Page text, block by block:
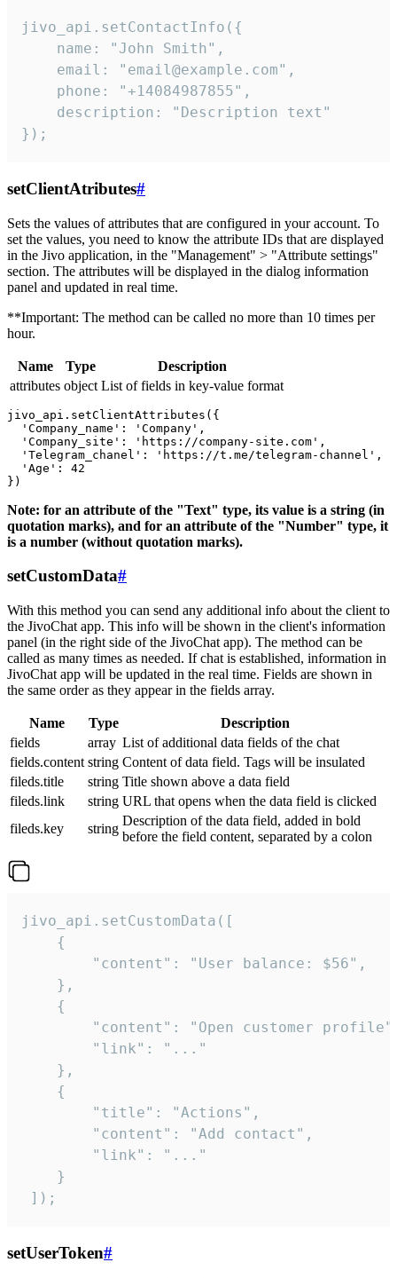
jivo_api.setContactInfo({
    name: "John Smith",
    email: "email@example.com",
    phone: "+14084987855",
    description: "Description text"
});
setClientAtributes#
Sets the values ​​of attributes that are configured in your account. To
set the values, you need to know the attribute IDs that are displayed
in the Jivo application, in the "Management" > "Attribute settings"
section. The attributes will be displayed in the dialog information
panel and updated in real time.
**Important: The method can be called no more than 10 times per
hour.
Name Type
Description
attributes object List of fields in key-value format
jivo_api.setClientAttributes({
  'Company_name': 'Company',
  'Company_site': 'https://company-site.com',
  'Telegram_chanel': 'https://t.me/telegram-channel',
  'Age': 42
Note: for an attribute of the "Text" type, its value is a string (in
quotation marks), and for an attribute of the "Number" type, it
is a number (without quotation marks).
setCustomData#
With this method you can send any additional info about the client to
the JivoChat app. This info will be shown in the client's information
panel (in the right side of the JivoChat app). The method can be
called as many times as needed. If chat is established, information in
JivoChat app will be updated in the real time. Fields are shown in
the same order as they appear in the fields array.
Name Type
Description
fields
array List of additional data fields of the chat
fields.content string Content of data field. Tags will be insulated
fileds.title
string Title shown above a data field
fileds.link
string URL that opens when the data field is clicked
fileds.key
string
Description of the data field, added in bold
before the field content, separated by a colon
jivo_api.setCustomData([
    {
        "content": "User balance: $56",
    },
    {
"content": "Open customer
        "link": "..."
    },
    {
        "title": "Actions",
        "content": "Add contact",
        "link": "..."
    }
]);
setUserToken#